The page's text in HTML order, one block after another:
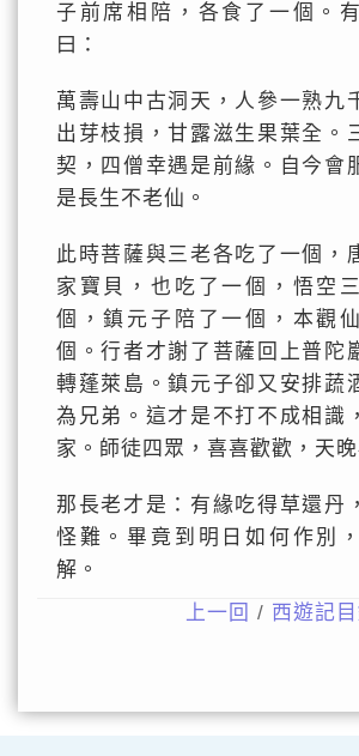
子前席相陪，各食了一個。
曰：
萬壽山中古洞天，人參一熟九
出芽枝損，甘露滋生果葉全。
契，四僧幸遇是前緣。自今會
是長生不老仙。
此時菩薩與三老各吃了一個，
家寶貝，也吃了一個，悟空
個，鎮元子陪了一個，本觀
個。行者才謝了菩薩回上普陀
轉蓬萊島。鎮元子卻又安排蔬
為兄弟。這才是不打不成相識
家。師徒四眾，喜喜歡歡，天晚
那長老才是：有緣吃得草還丹
怪難。畢竟到明日如何作別
解。
上一回 / 西遊記